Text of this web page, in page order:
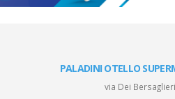
PALADINI OTELLO
via Dei